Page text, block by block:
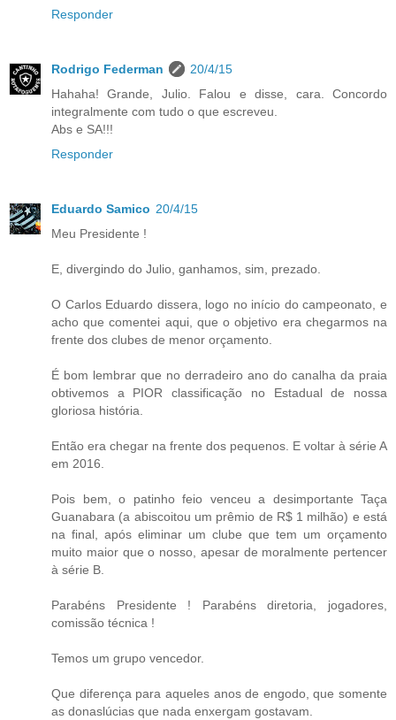
Responder
Rodrigo Federman
20/4/15
Hahaha! Grande, Julio. Falou e disse, cara. Concordo
integralmente com tudo o que escreveu.
Abs e SA!!!
Responder
Eduardo Samico 20/4/15
Meu Presidente !
E, divergindo do Julio, ganhamos, sim, prezado.
O Carlos Eduardo dissera, logo no início do campeonato, e
acho que comentei aqui, que o objetivo era chegarmos na
frente dos clubes de menor orçamento.
É bom lembrar que no derradeiro ano do canalha da praia
obtivemos a PIOR classificação no Estadual de nossa
gloriosa história.
Então era chegar na frente dos pequenos. E voltar à série A
em 2016.
Pois bem, o patinho feio venceu a desimportante Taça
Guanabara (a abiscoitou um prêmio de R$ 1 milhão) e está
na final, após eliminar um clube que tem um orçamento
muito maior que o nosso, apesar de moralmente pertencer
à série B.
Parabéns Presidente ! Parabéns diretoria, jogadores,
comissão técnica !
Temos um grupo vencedor.
Que diferença para aqueles anos de engodo, que somente
as donaslúcias que nada enxergam gostavam.